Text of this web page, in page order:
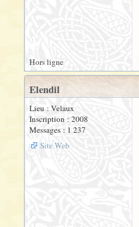
Hors ligne
Elendil
Lieu : Velaux
Inscription : 2008
Messages : 1 237
Site Web